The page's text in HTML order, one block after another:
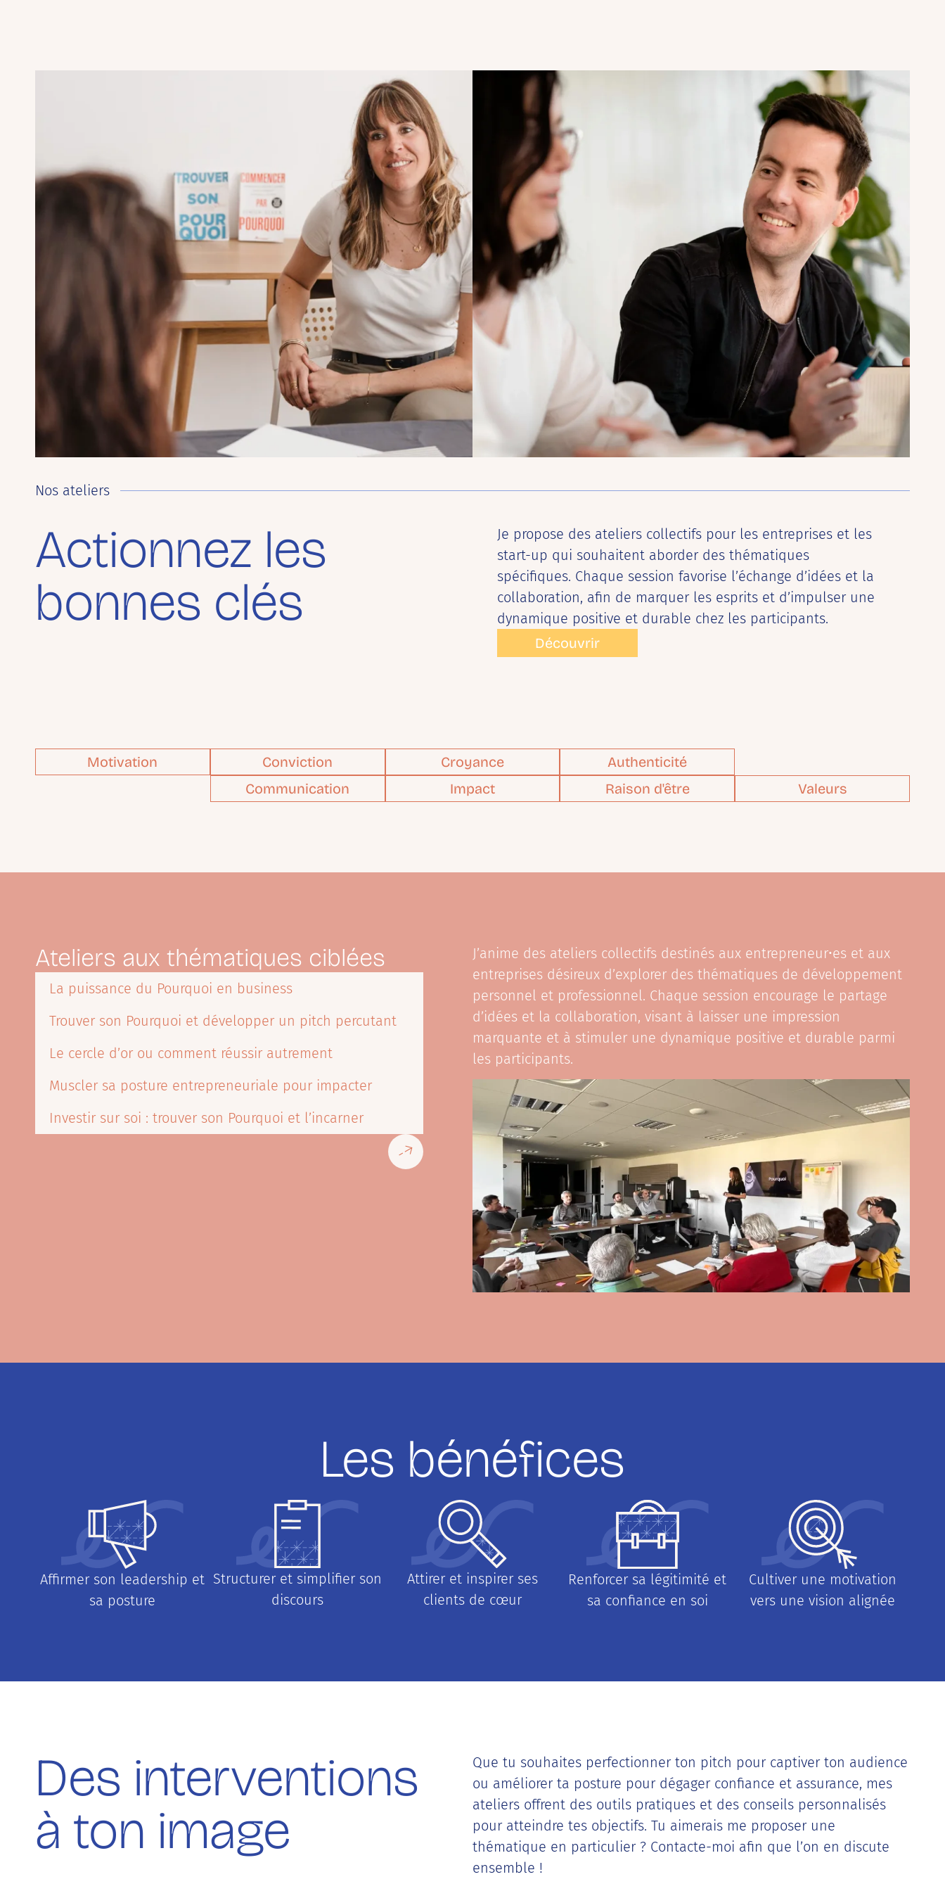
Nos ateliers
Actionnez les
bonnes clés
Je propose des ateliers collectifs pour les entreprises et les
start-up qui souhaitent aborder des thématiques
spécifiques. Chaque session favorise l’échange d’idées et la
collaboration, afin de marquer les esprits et d’impulser une
dynamique positive et durable chez les participants.
Découvrir
Motivation Conviction Croyance
Authenticité
Communication
Impact Raison d'être Valeurs
Ateliers aux thématiques ciblées
La puissance du Pourquoi en business
Trouver son Pourquoi et développer un pitch percutant
Le cercle d’or ou comment réussir autrement
Muscler sa posture entrepreneuriale pour impacter
Investir sur soi : trouver son Pourquoi et l’incarner
J’anime des ateliers collectifs destinés aux entrepreneur•es et aux
entreprises désireux d’explorer des thématiques de développement
personnel et professionnel. Chaque session encourage le partage
d’idées et la collaboration, visant à laisser une impression
marquante et à stimuler une dynamique positive et durable parmi
les participants.
Les bénéfices
Affirmer son leadership et
sa posture
Structurer et simplifier son
discours
Attirer et inspirer ses
clients de cœur
Renforcer sa légitimité et
sa confiance en soi
Cultiver une motivation
vers une vision alignée
Des interventions
à ton image
Que tu souhaites perfectionner ton pitch pour captiver ton audience
ou améliorer ta posture pour dégager confiance et assurance, mes
ateliers offrent des outils pratiques et des conseils personnalisés
pour atteindre tes objectifs. Tu aimerais me proposer une
thématique en particulier ? Contacte-moi afin que l’on en discute
ensemble !